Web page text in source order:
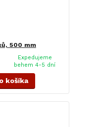
500 mm
Expedujeme
behem 4-5 dní
košíka